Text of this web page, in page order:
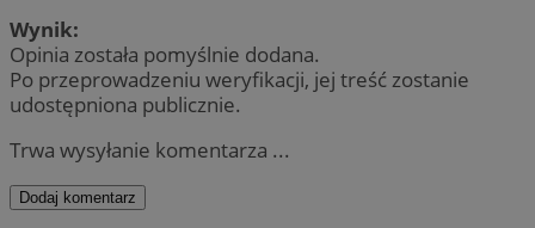
Wynik:
Opinia została pomyślnie dodana.
Po przeprowadzeniu weryfikacji, jej treść zostanie
udostępniona publicznie.
Trwa wysyłanie komentarza ...
Dodaj komentarz